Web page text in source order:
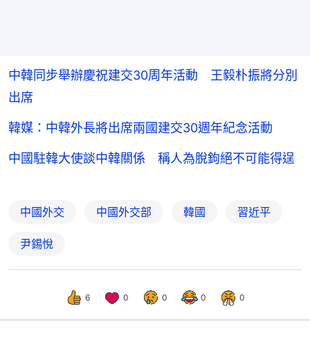
中韓同步舉辦慶祝建交30周年活動 王毅朴振將分別
出席
韓媒：中韓外長將出席兩國建交30週年紀念活動
中國駐韓大使談中韓關係 稱人為脫鉤絕不可能得逞
中國外交 中國外交部 韓國 習近平
尹錫悅
6 0 0 0 0